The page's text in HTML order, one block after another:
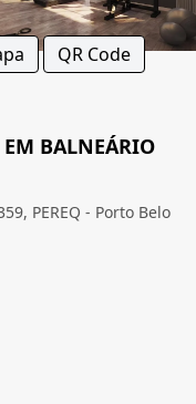
QR Code
BALNEÁRIO
PEREQ - Porto Belo